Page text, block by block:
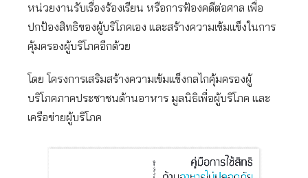
หน่วยงานรับเรื่องร้องเรียน หรือการฟ้องคดีต่อศาล เพื่อ
ปกป้องสิทธิของผู้บริโภคเอง และสร้างความเข้มแข็งในการ
คุ้มครองผู้บริโภคอีกด้วย
โดย โครงการเสริมสร้างความเข้มแข็งกลไกคุ้มครองผู้
บริโภคภาคประชาชนด้านอาหาร มูลนิธิเพื่อผู้บริโภค และ
เครือข่ายผู้บริโภค